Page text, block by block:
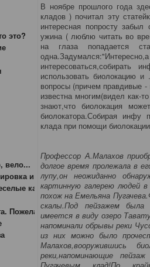
В ноябре прошлого года
кладов ) почитал эту
интересная попросту
ужина ( люблю читать во
на глаза попадается
интересоваться,собирать
использовать биолокацию
вопросы (причем правдивые
известна многим(видел как-
знают,что биолокация
биолокатора.Собирая инфу
клада при помощи
Профессор А.Малахов
долгое время пролежала в
лупу,он неожиданно
картинную галерею людей
похож на Емельяна
скалы.Под пейзажем
имеется в виду озеро
напоминали обрывы реки
из них можно было
Малахов,вооружившись
реки,напоминающие
это?
вело...
и снаряжение
картинки
Пожелания, замечания.